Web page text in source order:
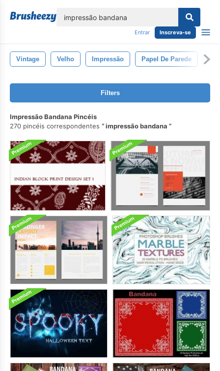
Entrar Inscreva-se
Vintage Velho Impressão Papel De Parede
Filters
Impressão Bandana Pincéis
270 pincéis correspondentes
impressão bandana